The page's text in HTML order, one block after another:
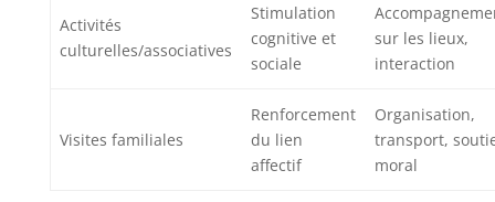
Activités
culturelles/associatives
Stimulation
cognitive et
sociale
sur les lieux,
interaction
Visites familiales
Renforcement
du lien
affectif
Organisation,
transport,
moral